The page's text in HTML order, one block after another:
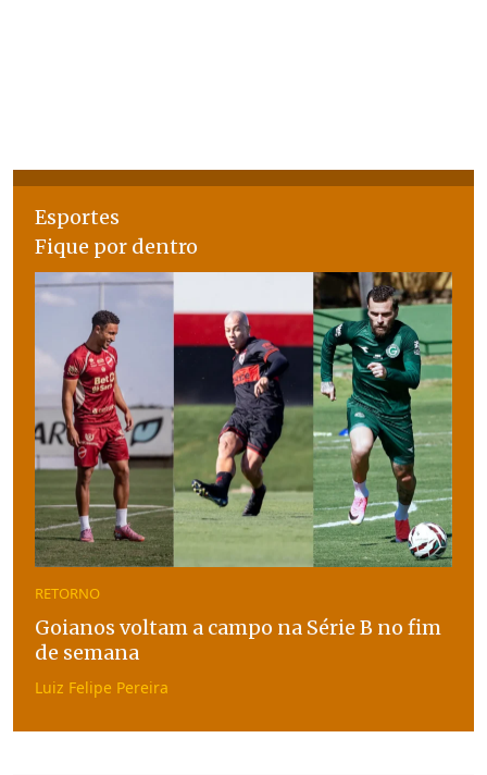
Esportes
Fique por dentro
RETORNO
Goianos voltam a campo na Série B no fim
de semana
Luiz Felipe Pereira